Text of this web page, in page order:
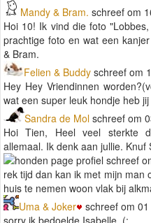
Mandy & Bram. schreef om
Hoi 10! Ik vind die foto
prachtige foto en wat een
& Bram.
Felien & Buddy schreef om
Hey Hey Vriendinnen
wat een super leuk hondje heb
Sandra de Mol schreef om
Hoi Tien, Heel veel sterkte
allemaal. Ik denk aan jullie. Knuf
schreef
rek tijd dan kan ik met mijn man
huis te nemen woon vlak bij
Uma & Joker
schreef om
sorry ik bedoelde Isabelle. (: